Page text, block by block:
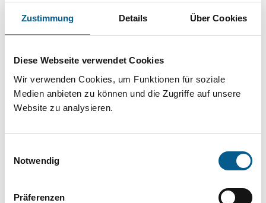
Zustimmung Details Über Cookies
Diese Webseite verwendet Cookies
Wir verwenden Cookies, um Funktionen für soziale
Medien anbieten zu können und die Zugriffe auf unsere
Website zu analysieren.
Notwendig
Präferenzen
Projekt oder ein Vorhaben? Hier können Sie
direkt über unsere Fördermitteldatenbank und
Suche bitte die Groß- und Kleinschreibung
beachten.
Kategorien verfeinert werden.
Suchen